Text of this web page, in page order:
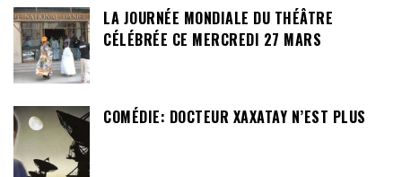
LA JOURNÉE MONDIALE DU THÉÂTRE
CÉLÉBRÉE CE MERCREDI 27 MARS
COMÉDIE: DOCTEUR XAXATAY N’EST PLUS